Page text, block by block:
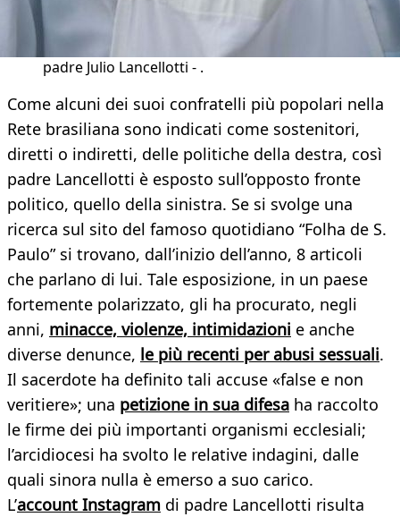
padre Julio Lancellotti - .
Come alcuni dei suoi confratelli più popolari nella
Rete brasiliana sono indicati come sostenitori,
diretti o indiretti, delle politiche della destra, così
padre Lancellotti è esposto sull’opposto fronte
politico, quello della sinistra. Se si svolge una
ricerca sul sito del famoso quotidiano “Folha de S.
Paulo” si trovano, dall’inizio dell’anno, 8 articoli
che parlano di lui. Tale esposizione, in un paese
fortemente polarizzato, gli ha procurato, negli
anni, minacce, violenze, intimidazioni e anche
diverse denunce, le più recenti per abusi sessuali.
Il sacerdote ha definito tali accuse «false e non
veritiere»; una petizione in sua difesa ha raccolto
le firme dei più importanti organismi ecclesiali;
l’arcidiocesi ha svolto le relative indagini, dalle
quali sinora nulla è emerso a suo carico.
L’account Instagram di padre Lancellotti risulta